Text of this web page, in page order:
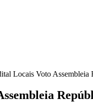
Locais Voto Assembleia